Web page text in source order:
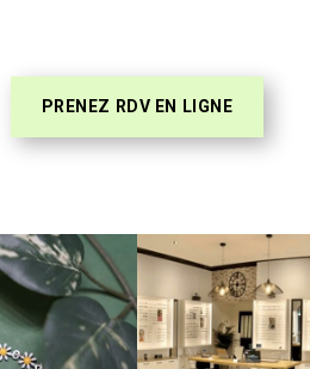
PRENEZ RDV EN LIGNE